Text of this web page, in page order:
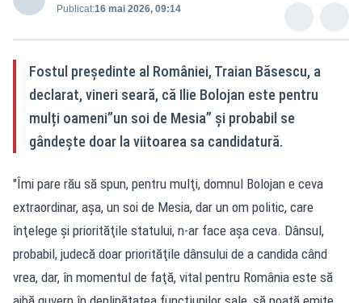
Publicat:16 mai 2026, 09:14
Fostul preşedinte al României, Traian Băsescu, a
declarat, vineri seară, că Ilie Bolojan este pentru
mulți oameni”un soi de Mesia” şi probabil se
gândeşte doar la viitoarea sa candidatură.
"Îmi pare rău să spun, pentru mulţi, domnul Bolojan e ceva
extraordinar, aşa, un soi de Mesia, dar un om politic, care
înţelege şi priorităţile statului, n-ar face aşa ceva. Dânsul,
probabil, judecă doar priorităţile dânsului de a candida când
vrea, dar, în momentul de faţă, vital pentru România este să